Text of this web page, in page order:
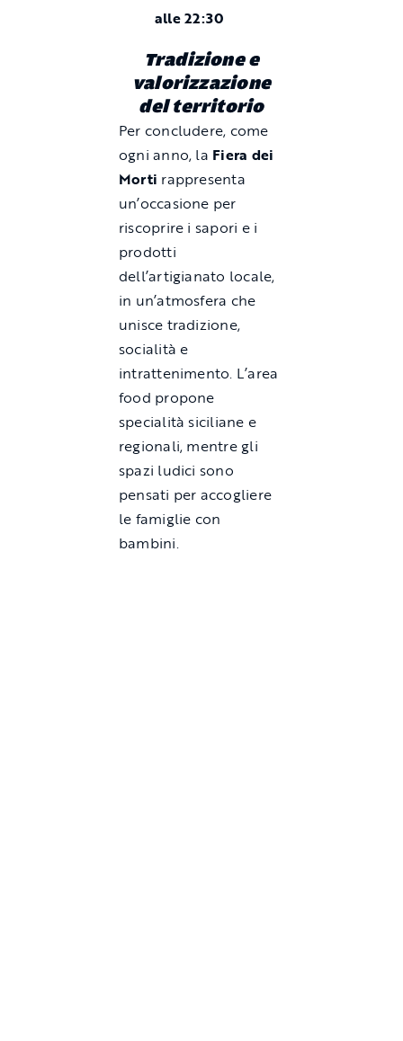
alle 22:30
Tradizione e
valorizzazione
del territorio
Per concludere, come
ogni anno, la Fiera dei
Morti rappresenta
un’occasione per
riscoprire i sapori e i
prodotti
dell’artigianato locale,
in un’atmosfera che
unisce tradizione,
socialità e
intrattenimento. L’area
food propone
specialità siciliane e
regionali, mentre gli
spazi ludici sono
pensati per accogliere
le famiglie con
bambini.